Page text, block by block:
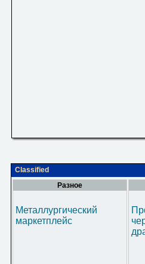
Classified
Разное
Металлургический
маркетплейс